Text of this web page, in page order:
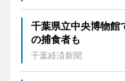
千葉県立中央博物
の捕食者も
千葉経済新聞